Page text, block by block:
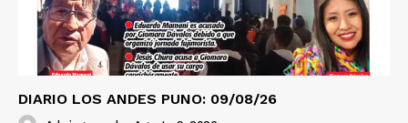
DIARIO LOS ANDES PUNO: 09/08/26